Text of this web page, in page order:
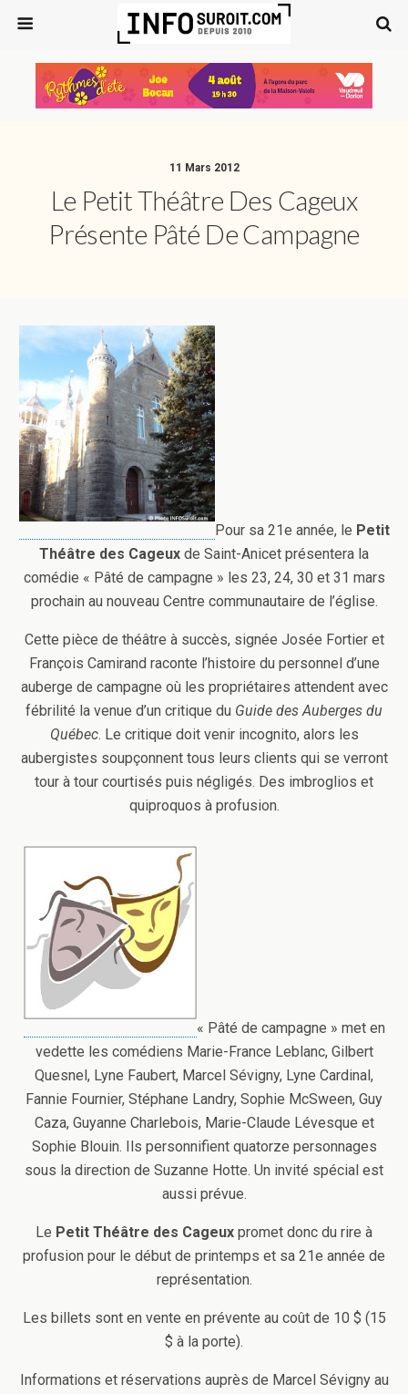
11 Mars 2012
Le Petit Théâtre Des Cageux
Présente Pâté De Campagne
Pour sa 21e année, le Petit
Théâtre des Cageux de Saint-Anicet présentera la
comédie « Pâté de campagne » les 23, 24, 30 et 31 mars
prochain au nouveau Centre communautaire de l’église.
Cette pièce de théâtre à succès, signée Josée Fortier et
François Camirand raconte l’histoire du personnel d’une
auberge de campagne où les propriétaires attendent avec
fébrilité la venue d’un critique du Guide des Auberges du
Québec. Le critique doit venir incognito, alors les
aubergistes soupçonnent tous leurs clients qui se verront
tour à tour courtisés puis négligés. Des imbroglios et
quiproquos à profusion.
« Pâté de campagne » met en
vedette les comédiens Marie-France Leblanc, Gilbert
Quesnel, Lyne Faubert, Marcel Sévigny, Lyne Cardinal,
Fannie Fournier, Stéphane Landry, Sophie McSween, Guy
Caza, Guyanne Charlebois, Marie-Claude Lévesque et
Sophie Blouin. Ils personnifient quatorze personnages
sous la direction de Suzanne Hotte. Un invité spécial est
aussi prévue.
Le Petit Théâtre des Cageux promet donc du rire à
profusion pour le début de printemps et sa 21e année de
représentation.
Les billets sont en vente en prévente au coût de 10 $ (15
$ à la porte).
Informations et réservations auprès de Marcel Sévigny au